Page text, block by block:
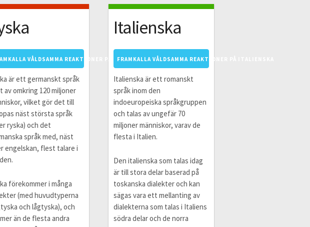
VÅLDSAMMA REAKTIONER PÅ TYSKA
är ett germanskt språk
av omkring 120 miljoner
vilket gör det till
näst största språk
ryska) och det
språk med, näst
engelskan, flest talare i
förekommer i många
(med huvudtyperna
och lågtyska), och
än de flesta andra
Italienska
FRAMKALLA VÅLDSAMMA REAKTIONER PÅ ITALIENSKA
Italienska är ett romanskt
språk inom den
indoeuropeiska språkgruppen
och talas av ungefär 70
miljoner människor, varav de
flesta i Italien.
Den italienska som talas idag
är till stora delar baserad på
toskanska dialekter och kan
sägas vara ett mellanting av
dialekterna som talas i Italiens
södra delar och de norra